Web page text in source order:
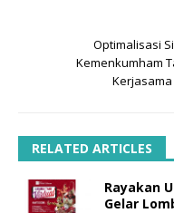
Optimalisasi
Kemenkumham
Kerjasama
RELATED ARTICLES
Rayakan
Gelar